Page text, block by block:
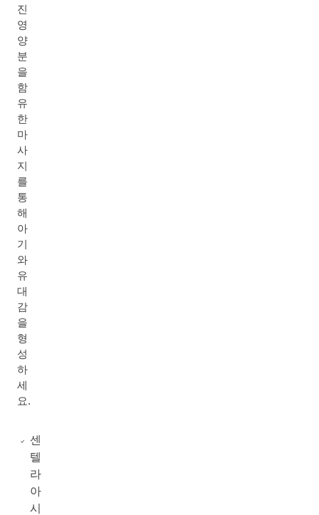
진
영
양
분
을
함
유
한
마
사
지
를
통
해
아
기
와
유
대
감
을
형
성
하
세
요.
센
텔
라
아
시